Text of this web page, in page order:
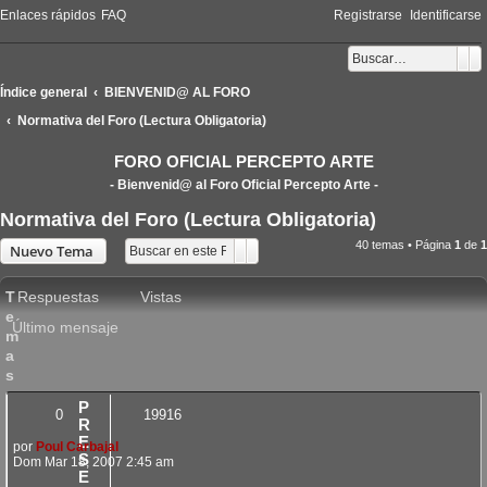
Enlaces rápidos FAQ Identificarse
Registrarse
Índice general
BIENVENID@ AL FORO
Normativa del Foro (Lectura Obligatoria)
FORO OFICIAL PERCEPTO ARTE
- Bienvenid@ al Foro Oficial Percepto Arte -
Normativa del Foro (Lectura Obligatoria)
Nuevo Tema Búsqueda avanzada40 temas • Página 1 de 1
T
e
m
a
s
Respuestas
Vistas
Último mensaje
P
R
E
S
E
0 19916
por Poul Carbajal
Dom Mar 18, 2007 2:45 am